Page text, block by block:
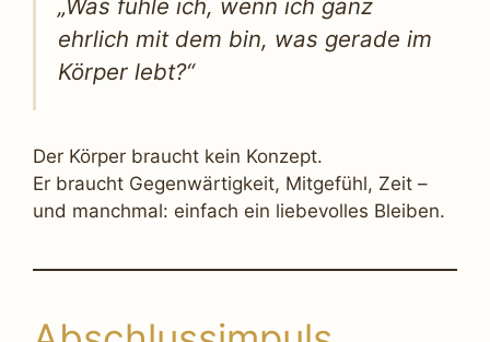
„Was fühle ich, wenn ich ganz
ehrlich mit dem bin, was gerade im
Körper lebt?“
Der Körper braucht kein Konzept.
Er braucht Gegenwärtigkeit, Mitgefühl, Zeit –
und manchmal: einfach ein liebevolles Bleiben.